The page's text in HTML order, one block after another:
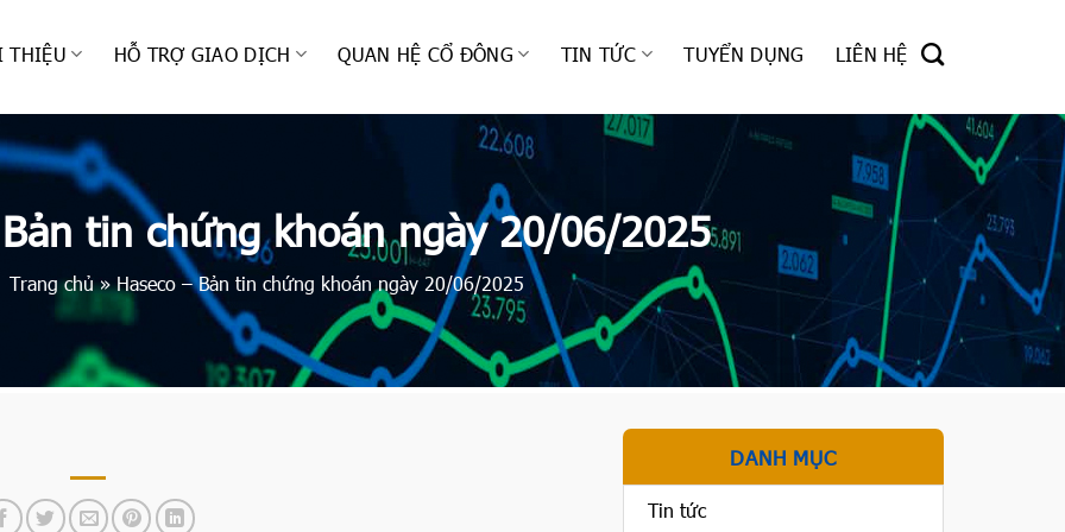
THIỆU HỖ TRỢ GIAO DỊCH QUAN HỆ CỔ ĐÔNG TIN TỨC TUYỂN DỤNG LIÊN HỆ
tin chứng khoán ngày 20/06/2025
Trang chủ»Haseco – Bản tin chứng khoán ngày 20/06/2025
DANH MỤC
Tin tức